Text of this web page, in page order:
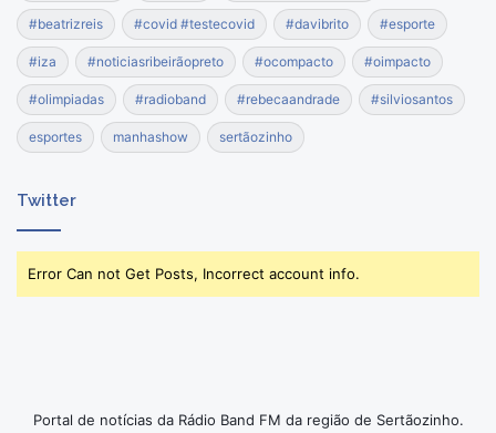
#beatrizreis #covid #testecovid #davibrito #esporte
#iza #noticiasribeirãopreto #ocompacto #oimpacto
#olimpiadas #radioband #rebecaandrade #silviosantos
esportes manhashow sertãozinho
Twitter
Error Can not Get Posts, Incorrect account info.
Portal de notícias da Rádio Band FM da região de Sertãozinho.